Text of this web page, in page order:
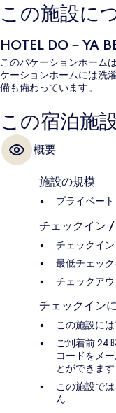
この施設に
HOTEL DO－YA
このバケーションホーム
ケーションホームには洗
備も備わっています。
この宿泊施
概要
施設の規模
プライベー
チェックイン /
チェックイ
最低チェッ
チェックア
チェックイン
この施設に
ご到着前 24
コードをメ
とができます
この施設で
ん